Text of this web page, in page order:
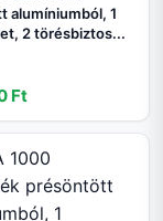
alumíniumból, 1
2 törésbiztos...
Ft